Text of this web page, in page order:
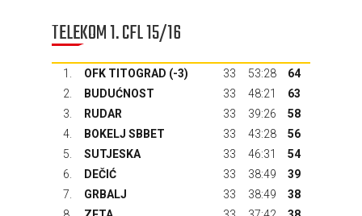
TELEKOM 1. CFL 15/16
1. OFK TITOGRAD (-3) 33 53:28
64
2.
BUDUĆNOST 33 48:21
63
3.
RUDAR 33 39:26
58
4.
BOKELJ SBBET 33 43:28
56
5.
SUTJESKA 33 46:31
54
6.
DEČIĆ 33 38:49
39
7.
GRBALJ 33 38:49
38